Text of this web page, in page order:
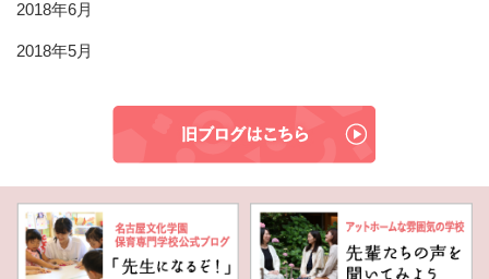
2018年6月
2018年5月